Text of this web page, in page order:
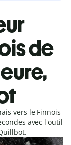
de
vers le Finnois
avec l'outil